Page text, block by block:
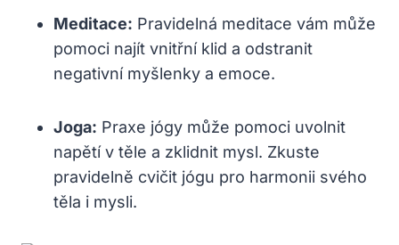
Meditace: Pravidelná meditace vám může
pomoci najít vnitřní klid a odstranit
negativní myšlenky a emoce.
Joga: Praxe jógy může pomoci uvolnit
napětí v těle a zklidnit mysl. Zkuste
pravidelně cvičit jógu pro harmonii svého
těla i mysli.